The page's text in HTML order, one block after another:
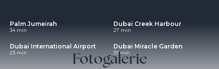
Palm Jumeirah
34 min
Dubai Creek Harbour
27 min
Dubai International Airport
23 min
Dubai Miracle Garden
33 min
Fotogalerie